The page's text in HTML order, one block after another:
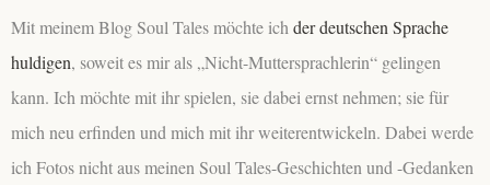
Mit meinem Blog Soul Tales möchte ich der deutschen Sprache
huldigen, soweit es mir als „Nicht-Muttersprachlerin“ gelingen
kann. Ich möchte mit ihr spielen, sie dabei ernst nehmen; sie für
mich neu erfinden und mich mit ihr weiterentwickeln. Dabei werde
ich Fotos nicht aus meinen Soul Tales-Geschichten und -Gedanken